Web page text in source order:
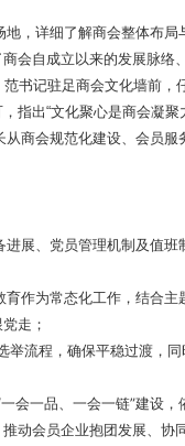
，详细了解商会整体布
会自成立以来的发展脉
书记驻足商会文化墙前，
指出“文化聚心是商会凝聚
商会规范化建设、会员服
展、党员管理机制及值
育作为常态化工作，结合
走；
举流程，确保平稳过渡，
会一品、一会一链”建设
动会员企业抱团发展、协